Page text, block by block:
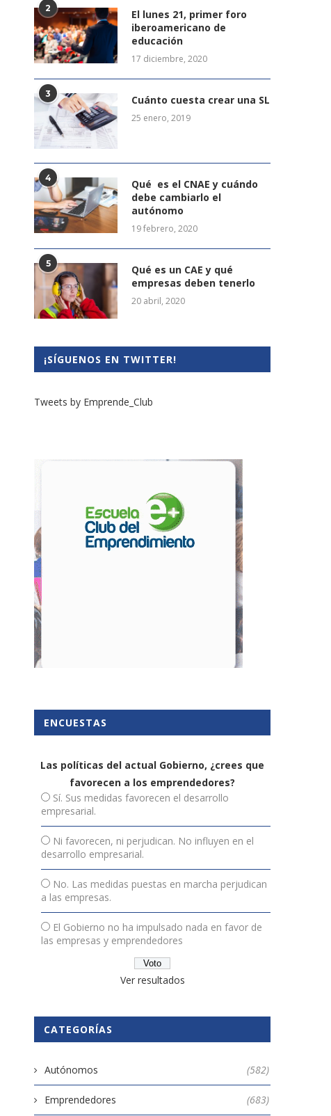
La creación de empresas crece
Mapa de Conocimiento
Sostenibilidad para
3 marzo, 2023
2
El lunes 21, primer foro
iberoamericano de
educación
17 diciembre, 2020
3 Cuánto cuesta crear una SL
25 enero, 2019
4
Qué es el CNAE y cuándo
debe cambiarlo el
autónomo
19 febrero, 2020
5
Qué es un CAE y qué
empresas deben tenerlo
20 abril, 2020
¡SÍGUENOS EN TWITTER!
Tweets by Emprende_Club
ENCUESTAS
Las políticas del actual Gobierno, ¿crees que
favorecen a los emprendedores?
Sí. Sus medidas favorecen el desarrollo
empresarial.
Ni favorecen, ni perjudican. No influyen en el
desarrollo empresarial.
No. Las medidas puestas en marcha perjudican
a las empresas.
El Gobierno no ha impulsado nada en favor de
las empresas y emprendedores
Ver resultados
CATEGORÍAS
Autónomos (582)
Emprendedores (683)